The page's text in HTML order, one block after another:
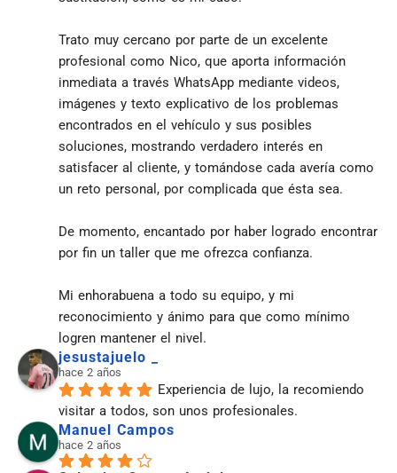
Trato muy cercano por parte de un excelente
profesional como Nico, que aporta información
inmediata a través WhatsApp mediante videos,
imágenes y texto explicativo de los problemas
encontrados en el vehículo y sus posibles
soluciones, mostrando verdadero interés en
satisfacer al cliente, y tomándose cada avería como
un reto personal, por complicada que ésta sea.
De momento, encantado por haber logrado encontrar
por fin un taller que me ofrezca confianza.
Mi enhorabuena a todo su equipo, y mi
reconocimiento y ánimo para que como mínimo
logren mantener el nivel.
jesustajuelo _
hace 2 años
Experiencia de lujo, la recomiendo
visitar a todos, son unos profesionales.
Manuel Campos
hace 2 años